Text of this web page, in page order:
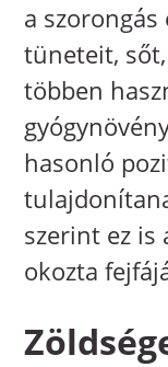
a szorongás
tüneteit,
többen
hasonló
szerint ez is
okozta